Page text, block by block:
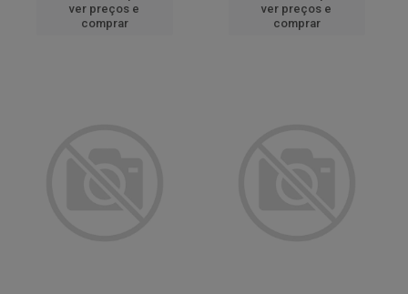
ver preços e
comprar
ver preços e
comprar